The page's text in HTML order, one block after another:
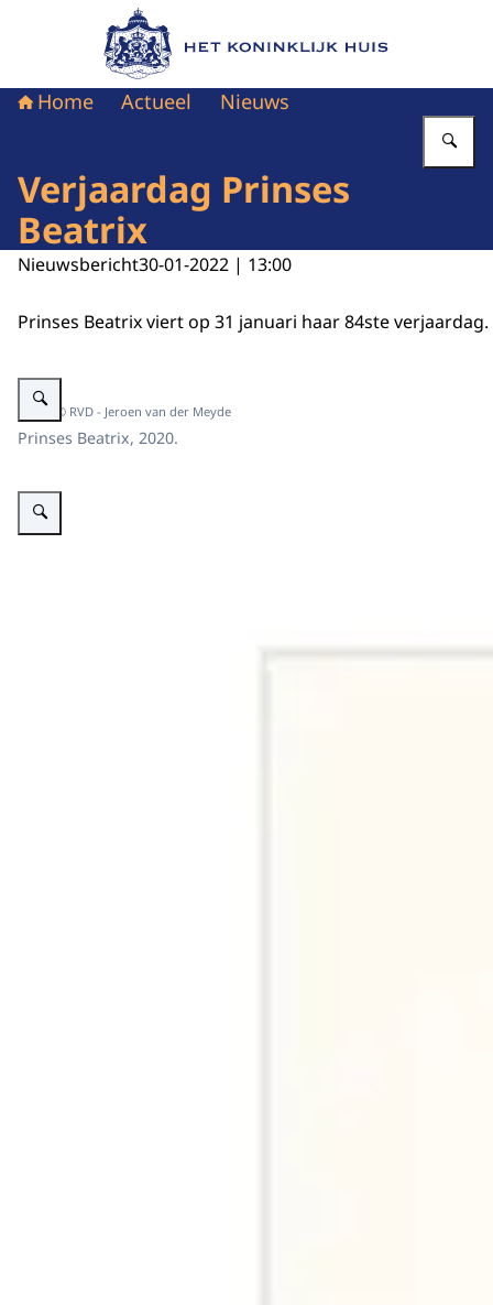
Naar de homepage van Het Koninklijk Huis
Home Actueel Nieuws
Verjaardag Prinses
Beatrix
Nieuwsbericht30-01-2022 | 13:00
Prinses Beatrix viert op 31 januari haar 84ste verjaardag.
Vergroot afbeelding Prinses Beatrix, 2020, liggende foto.
Beeld: © RVD - Jeroen van der Meyde
Prinses Beatrix, 2020.
Vergroot afbeelding Dankkaart Prinses Beatrix voor verjaardagswensen